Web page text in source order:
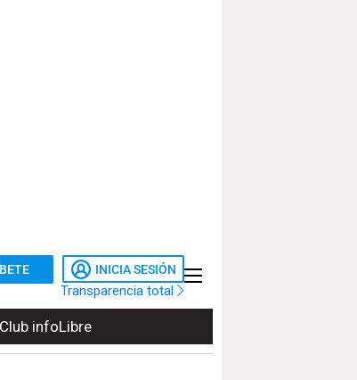
INICIA SESIÓN
Transparencia total
Club infoLibre